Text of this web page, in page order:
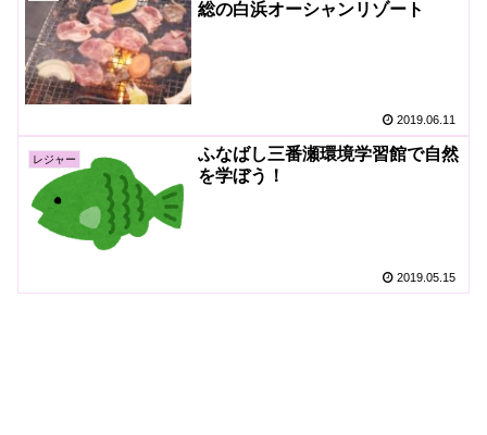
総の白浜オーシャンリゾート
2019.06.11
レジャー
ふなばし三番瀬環境学習館で自然
を学ぼう！
2019.05.15